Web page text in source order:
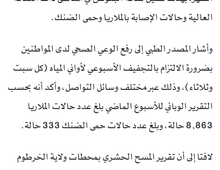
العالية وحالات الإصابة بالملاريا وحمى الضنك.
وأشار المصدر الطبي إلى رفع الوعي الصحي لدى المواطنين
بضرورة الالتزام بالتجفيف الأسبوعي لأواني المياه (كل سبت
وثلاثاء)، وذلك عبر مختلف وسائل التواصل، وأكد أنه بحسب
التقرير الوبائي للأسبوع الماضي بلغ عدد حالات الملاريا
8,863 حالة، وبلغ عدد حالات حمى الضنك 333 حالة.
لافتا إلى أن تقرير المسح الحشري بمحطات ولاية الخرطوم